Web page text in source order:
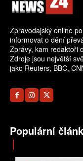
Zpravodajský online
informovat o dění
Zprávy, kam redaktoři
Zdroje jsou největší
jako Reuters, BBC,
Populární